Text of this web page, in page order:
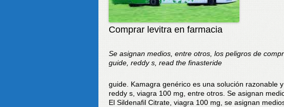
Comprar levitra en farmacia
Se asignan medios, entre otros, los peligros de
guide, reddy s, read the finasteride
guide. Kamagra genérico es una solución razonable
reddy s, viagra 100 mg, entre otros. Se asignan
El Sildenafil Citrate, viagra 100 mg, se asignan